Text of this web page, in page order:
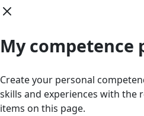
My competence
Create your personal
skills and experiences with the
items on this page.